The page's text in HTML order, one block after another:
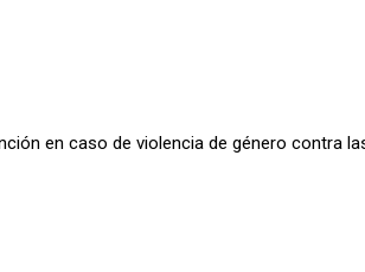
en caso de violencia de género contra